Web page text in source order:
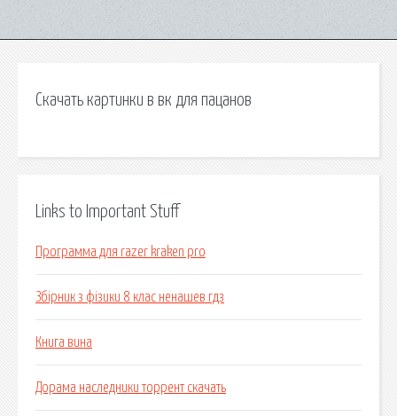
Скачать картинки в вк для пацанов
Links to Important Stuff
Программа для razer kraken pro
Збірник з фізики 8 клас ненашев гдз
Книга вина
Дорама наследники торрент скачать